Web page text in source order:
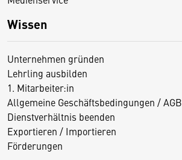
Wissen
Unternehmen gründen
Lehrling ausbilden
1. Mitarbeiter:in
Allgemeine Geschäftsbedingungen / AGB
Dienstverhältnis beenden
Exportieren / Importieren
Förderungen